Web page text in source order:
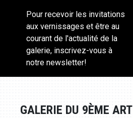
Pour recevoir les invitations
aux vernissages et être au
courant de l'actualité de la
galerie, inscrivez-vous à
notre newsletter!
GALERIE DU 9ÈME ART